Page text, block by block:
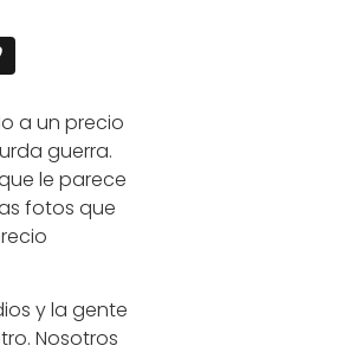
a un precio
guerra.
le parece
fotos que
y la gente
Nosotros